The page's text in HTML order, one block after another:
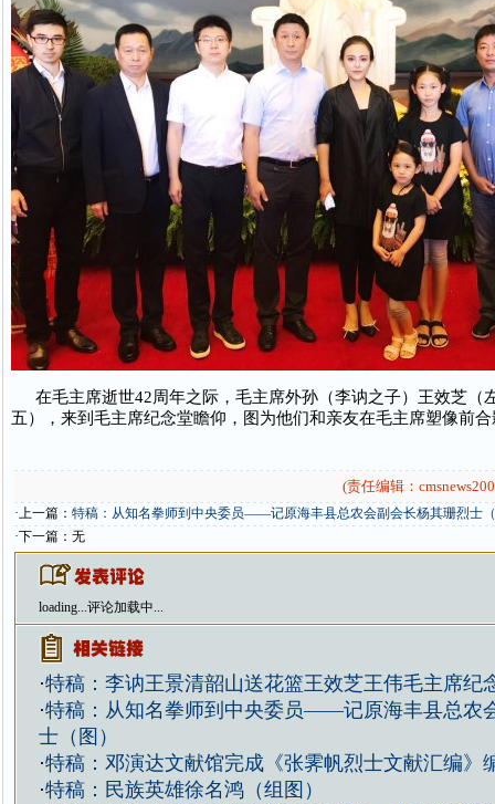
在毛主席逝世42周年之际，毛主席外孙（李讷之子）王效芝（
五），来到毛主席纪念堂瞻仰，图为他们和亲友在毛主席塑像前
(责任编辑：
·上一篇： 特稿：从知名拳师到中央委员——记原海丰县总农会副会长杨其珊烈士
·下一篇：无
loading...评论加载中...
·特稿：李讷王景清韶山送花篮王效芝王伟毛主席纪
·特稿：从知名拳师到中央委员——记原海丰县总农
士（图）
·特稿：邓演达文献馆完成《张霁帆烈士文献汇编》
·特稿：民族英雄徐名鸿（组图）